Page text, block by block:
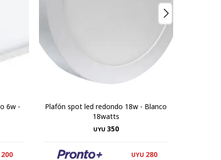
6w -
200
Plafón spot led redondo 18w - Blanco
18watts
UYU 350
UYU 280